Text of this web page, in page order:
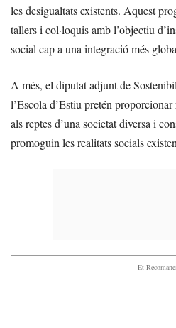
les desigualtats existents. Aquest
tallers i col·loquis amb l’objectiu
social cap a una integració més
A més, el diputat adjunt de
l’Escola d’Estiu pretén
als reptes d’una societat diversa i
promoguin les realitats socials
- Et